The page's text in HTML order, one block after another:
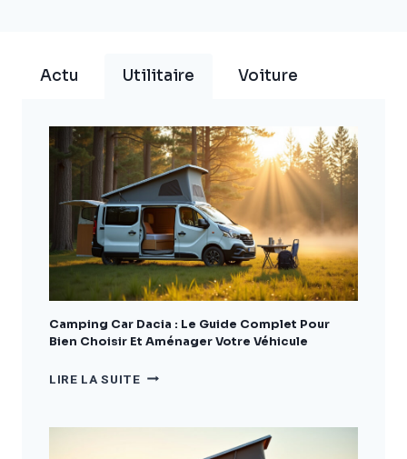
Actu Utilitaire Voiture
Camping Car Dacia : Le Guide Complet Pour
Bien Choisir Et Aménager Votre Véhicule
LIRE LA SUITECAMPING
: